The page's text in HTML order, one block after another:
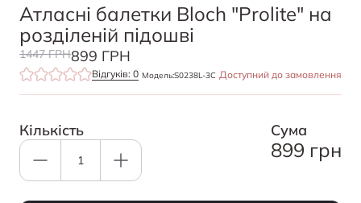
Атласні балетки Bloch "Prolite" на
розділеній підошві
1447 ГРН899 ГРН
Відгуків: 0 Модель:S0238L-3С Доступний до замовлення
Кількість Cума
899 грн